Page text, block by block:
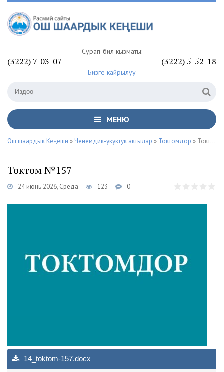
Сурап-билүү кызматы:
(3222) 7-03-07 (3222) 5-52-18
Бизге кайрылуу
МЕНЮ
Ош шаардык Кеңеши » Ченемдик-укуктук актылар » Токтомдор » Токтом №157
Токтом №157
24 июнь 2026, Среда 123 0
14_toktom-157.docx